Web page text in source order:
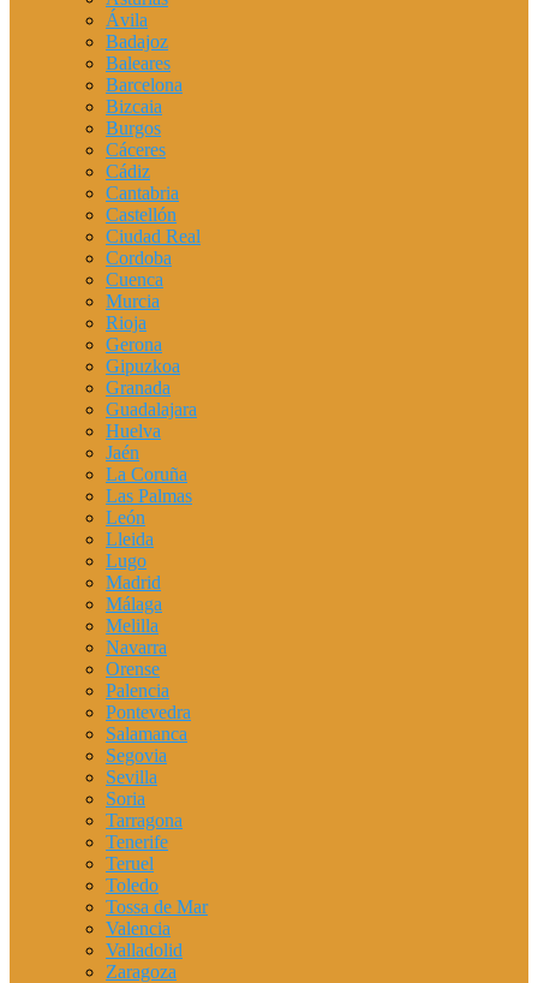
Ávila
Badajoz
Baleares
Barcelona
Bizcaia
Burgos
Cáceres
Cádiz
Cantabria
Castellón
Ciudad Real
Cordoba
Cuenca
Murcia
Rioja
Gerona
Gipuzkoa
Granada
Guadalajara
Huelva
Jaén
La Coruña
Las Palmas
León
Lleida
Lugo
Madrid
Málaga
Melilla
Navarra
Orense
Palencia
Pontevedra
Salamanca
Segovia
Sevilla
Soria
Tarragona
Tenerife
Teruel
Toledo
Tossa de Mar
Valencia
Valladolid
Zaragoza